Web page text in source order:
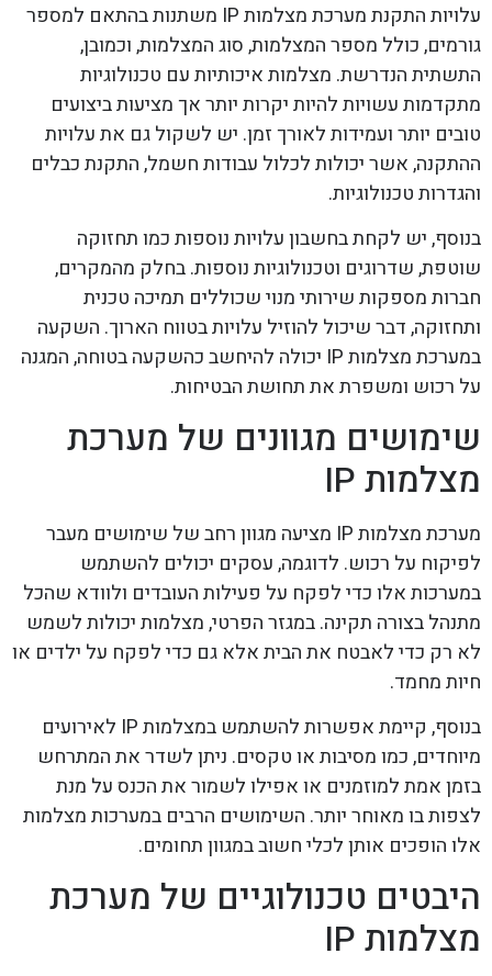
עלויות התקנת מערכת מצלמות IP משתנות בהתאם למספר
גורמים, כולל מספר המצלמות, סוג המצלמות, וכמובן,
התשתית הנדרשת. מצלמות איכותיות עם טכנולוגיות
מתקדמות עשויות להיות יקרות יותר אך מציעות ביצועים
טובים יותר ועמידות לאורך זמן. יש לשקול גם את עלויות
ההתקנה, אשר יכולות לכלול עבודות חשמל, התקנת כבלים
והגדרות טכנולוגיות.
בנוסף, יש לקחת בחשבון עלויות נוספות כמו תחזוקה
שוטפת, שדרוגים וטכנולוגיות נוספות. בחלק מהמקרים,
חברות מספקות שירותי מנוי שכוללים תמיכה טכנית
ותחזוקה, דבר שיכול להוזיל עלויות בטווח הארוך. השקעה
במערכת מצלמות IP יכולה להיחשב כהשקעה בטוחה, המגנה
על רכוש ומשפרת את תחושת הבטיחות.
שימושים מגוונים של מערכת
מצלמות IP
מערכת מצלמות IP מציעה מגוון רחב של שימושים מעבר
לפיקוח על רכוש. לדוגמה, עסקים יכולים להשתמש
במערכות אלו כדי לפקח על פעילות העובדים ולוודא שהכל
מתנהל בצורה תקינה. במגזר הפרטי, מצלמות יכולות לשמש
לא רק כדי לאבטח את הבית אלא גם כדי לפקח על ילדים או
חיות מחמד.
בנוסף, קיימת אפשרות להשתמש במצלמות IP לאירועים
מיוחדים, כמו מסיבות או טקסים. ניתן לשדר את המתרחש
בזמן אמת למוזמנים או אפילו לשמור את הכנס על מנת
לצפות בו מאוחר יותר. השימושים הרבים במערכות מצלמות
אלו הופכים אותן לכלי חשוב במגוון תחומים.
היבטים טכנולוגיים של מערכת
מצלמות IP